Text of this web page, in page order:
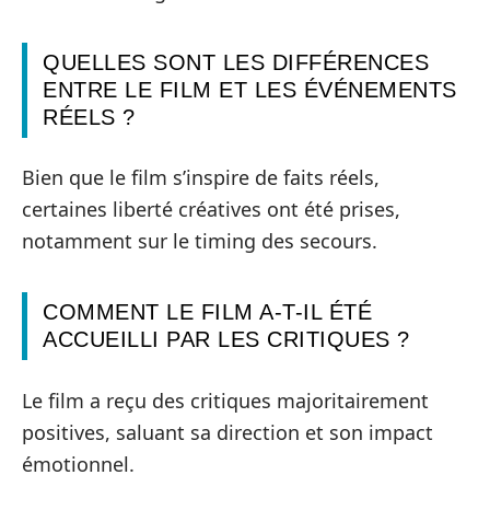
QUELLES SONT LES DIFFÉRENCES
ENTRE LE FILM ET LES ÉVÉNEMENTS
RÉELS ?
Bien que le film s’inspire de faits réels,
certaines liberté créatives ont été prises,
notamment sur le timing des secours.
COMMENT LE FILM A-T-IL ÉTÉ
ACCUEILLI PAR LES CRITIQUES ?
Le film a reçu des critiques majoritairement
positives, saluant sa direction et son impact
émotionnel.